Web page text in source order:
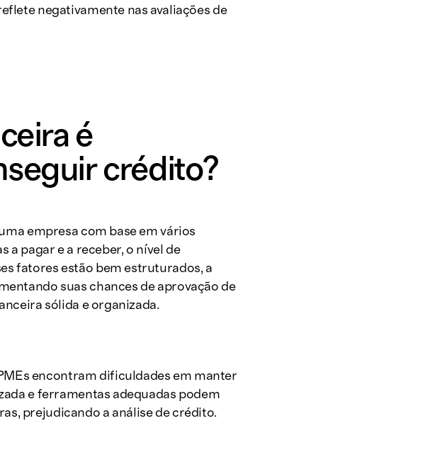
negativamente nas avaliações de
é
crédito?
empresa com base em vários
a pagar e a receber, o nível de
fatores estão bem estruturados, a
suas chances de aprovação de
sólida e organizada.
encontram dificuldades em manter
e ferramentas adequadas podem
prejudicando a análise de crédito.